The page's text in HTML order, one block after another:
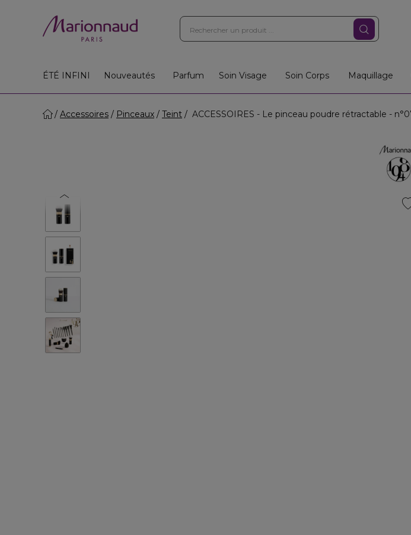
ÉTÉ INFINI Nouveautés Parfum Soin Visage Soin Corps Maquillage
Accessoires Pinceaux Teint ACCESSOIRES - Le pinceau poudre rétractable -